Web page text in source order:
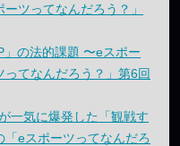
ツってなんだろう？」
の法的課題 〜eスポー
てなんだろう？」第6回
一気に爆発した「観戦す
eスポーツってなんだろ